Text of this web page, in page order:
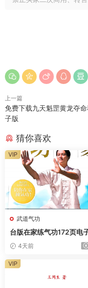
上一篇
免费下载九天魁罡黄龙夺
子版
猜你喜欢
武道气功
台版在家练气功172页电
4天前
VIP
VIP